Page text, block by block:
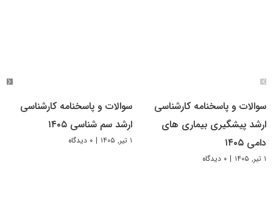
سوالات و پاسخنامه کارشناسی
ارشد پیشگیری بیماری های
دامی ۱۴۰۵
۱ تیر, ۱۴۰۵ | ۰ دیدگاه
سوالات و پاسخنامه کارشناسی
ارشد سم شناسی ۱۴۰۵
۱ تیر, ۱۴۰۵ | ۰ دیدگاه